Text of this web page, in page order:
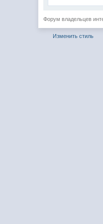
Форум владельцев
Изменить стиль